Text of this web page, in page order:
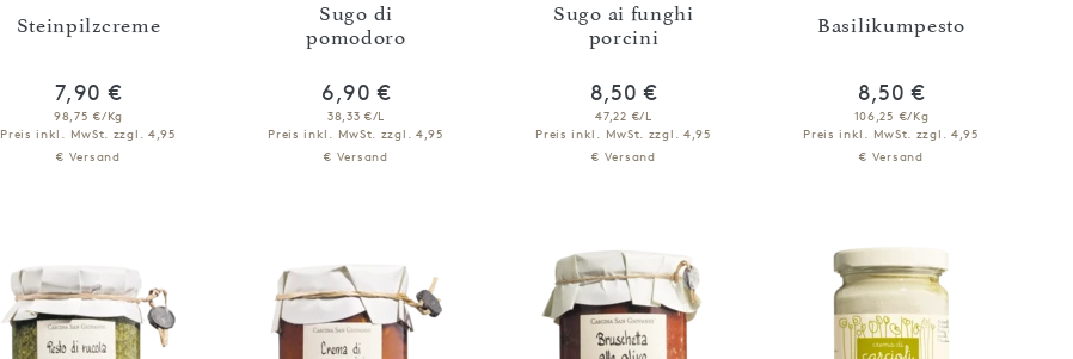
Steinpilzcreme
7,90 €
98,75 €/Kg
Preis inkl. MwSt. zzgl. 4,95
€ Versand
Sugo di
pomodoro
6,90 €
38,33 €/L
Preis inkl. MwSt. zzgl. 4,95
€ Versand
Sugo ai funghi
porcini
8,50 €
47,22 €/L
Preis inkl. MwSt. zzgl. 4,95
€ Versand
Basilikumpesto
8,50 €
106,25 €/Kg
Preis inkl. MwSt. zzgl. 4,95
€ Versand